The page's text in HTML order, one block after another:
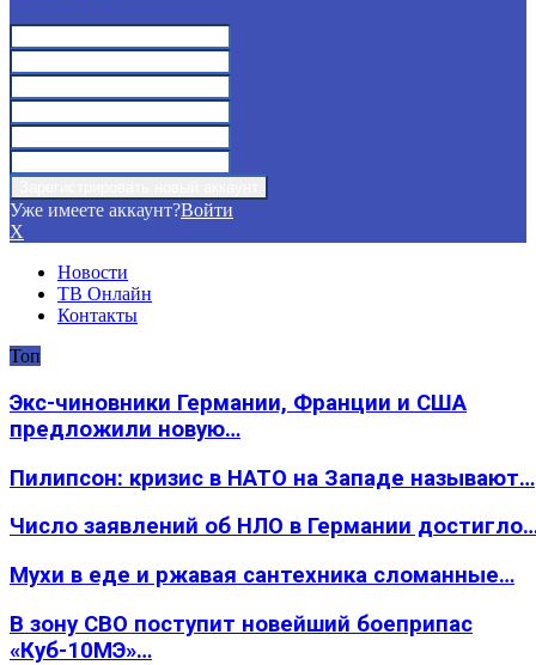
Уже имеете аккаунт?Войти
X
Новости
ТВ Онлайн
Контакты
Топ
Экс-чиновники Германии, Франции и США
предложили новую…
Пилипсон: кризис в НАТО на Западе называют…
Число заявлений об НЛО в Германии
Мухи в еде и ржавая сантехника сломанные…
В зону СВО поступит новейший боеприпас
«Куб-10МЭ»…